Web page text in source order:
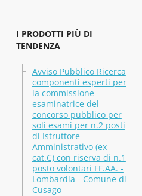
I PRODOTTI PIÙ DI
TENDENZA
Avviso Pubblico Ricerca
componenti esperti per
la commissione
esaminatrice del
concorso pubblico per
soli esami per n.2 posti
di Istruttore
Amministrativo (ex
cat.C) con riserva di n.1
posto volontari FF.AA. -
Lombardia - Comune di
Cusago